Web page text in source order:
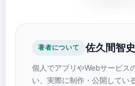
著者について 佐久間智史
個人でアプリやWebサービス
い、実際に制作・公開してい